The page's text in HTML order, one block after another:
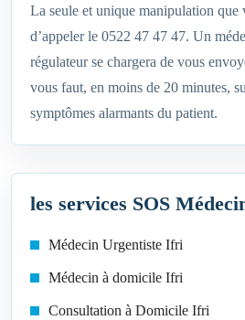
La seule et unique manipulation que
d’appeler le 0522 47 47 47. Un
régulateur se chargera de vous
vous faut, en moins de 20 minutes,
symptômes alarmants du patient.
les services SOS
Médecin Urgentiste Ifri
Médecin à domicile Ifri
Consultation à Domicile Ifri